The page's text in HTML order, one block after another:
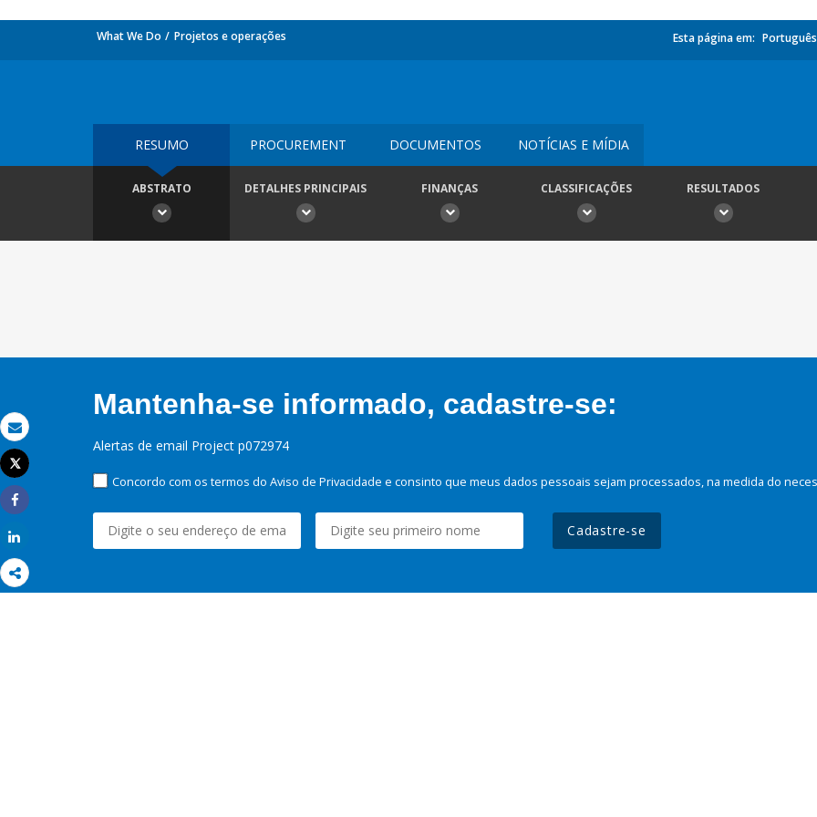
Email
Imprimir
Tweet
Share
What We Do Projetos e operações Esta página em: Português
RESUMO PROCUREMENT DOCUMENTOS NOTÍCIAS E MÍDIA
ABSTRATO DETALHES PRINCIPAIS FINANÇAS CLASSIFICAÇÕES RESULTADOS
Mantenha-se informado, cadastre-se:
Alertas de email Project p072974
Concordo com os termos do Aviso de Privacidade e consinto que meus dados pessoais sejam processados, na medida do
Cadastre-se